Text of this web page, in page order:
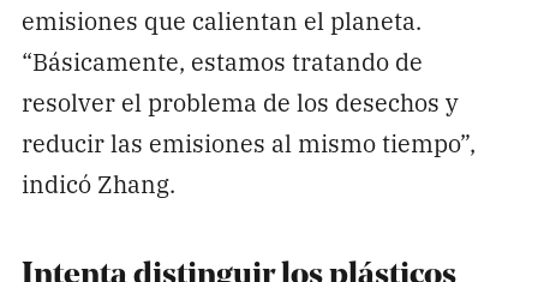
emisiones que calientan el planeta.
“Básicamente, estamos tratando de
resolver el problema de los desechos y
reducir las emisiones al mismo tiempo”,
indicó Zhang.